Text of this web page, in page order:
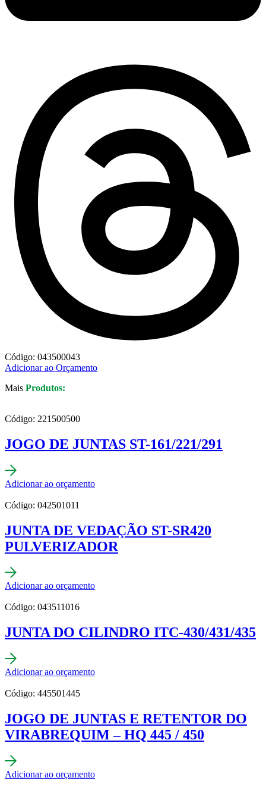
Código: 043500043
Adicionar ao Orçamento
Mais Produtos:
Código: 221500500
JOGO DE JUNTAS ST-161/221/291
Adicionar ao orçamento
Código: 042501011
JUNTA DE VEDAÇÃO ST-SR420
PULVERIZADOR
Adicionar ao orçamento
Código: 043511016
JUNTA DO CILINDRO ITC-430/431/435
Adicionar ao orçamento
Código: 445501445
JOGO DE JUNTAS E RETENTOR DO
VIRABREQUIM – HQ 445 / 450
Adicionar ao orçamento